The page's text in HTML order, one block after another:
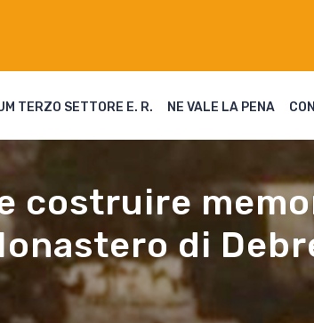
TERZO SETTORE E. R. NE VALE LA PENA
costruire
di